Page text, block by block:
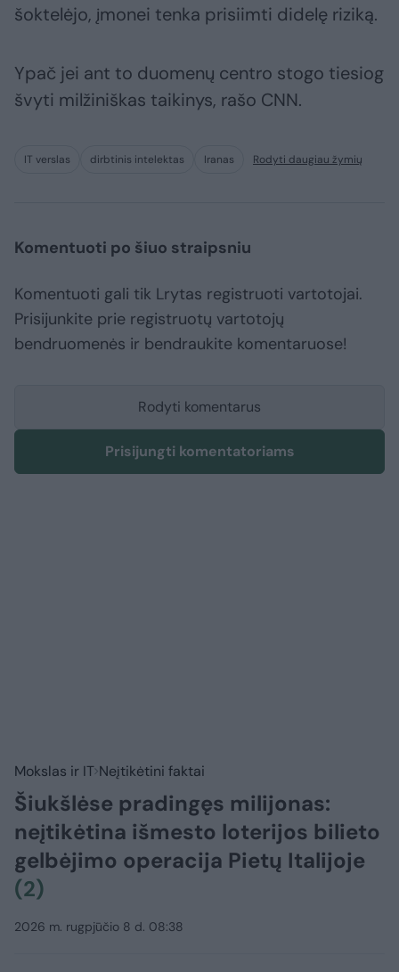
šoktelėjo, įmonei tenka prisiimti didelę riziką.
Ypač jei ant to duomenų centro stogo tiesiog
švyti milžiniškas taikinys, rašo CNN.
IT verslas dirbtinis intelektas Iranas Rodyti daugiau žymių
Komentuoti po šiuo straipsniu
Komentuoti gali tik Lrytas registruoti vartotojai.
Prisijunkite prie registruotų vartotojų
bendruomenės ir bendraukite komentaruose!
Rodyti komentarus
Prisijungti komentatoriams
Mokslas ir IT Neįtikėtini faktai
Šiukšlėse pradingęs milijonas:
neįtikėtina išmesto loterijos bilieto
gelbėjimo operacija Pietų Italijoje
(2)
2026 m. rugpjūčio 8 d. 08:38